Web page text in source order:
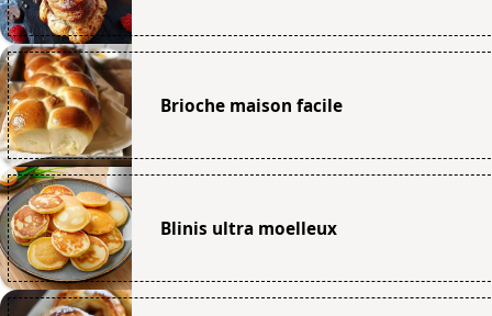
Brioche maison facile
Blinis ultra moelleux